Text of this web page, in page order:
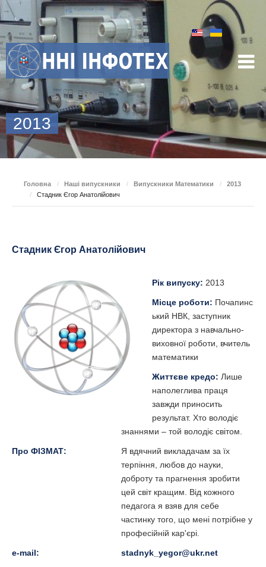
2013
Головна / Наші випускники / Випускники Математики /
2013
/
Стадник Єгор Анатолійович
Стадник Єгор Анатолійович
Рік випуску: 2013
Місце роботи: Почапинс
ький НВК, заступник
директора з навчально-
виховної роботи, вчитель
математики
Життєве кредо: Лише
наполеглива праця
завжди приносить
результат. Хто володіє
знаннями – той володіє світом.
Про ФІЗМАТ:
Я вдячний викладачам за їх
терпіння, любов до науки,
доброту та прагнення зробити
цей світ кращим. Від кожного
педагога я взяв для себе
частинку того, що мені потрібне у
професійній кар'єрі.
e-mail: stadnyk_yegor@ukr.net